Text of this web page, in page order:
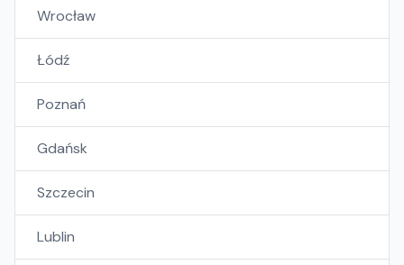
Wrocław
Łódź
Poznań
Gdańsk
Szczecin
Lublin